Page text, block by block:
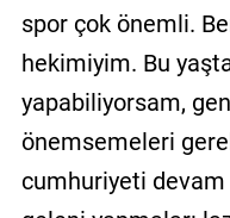
spor çok önemli.
hekimiyim. Bu
yapabiliyorsam,
önemsemeleri
cumhuriyeti